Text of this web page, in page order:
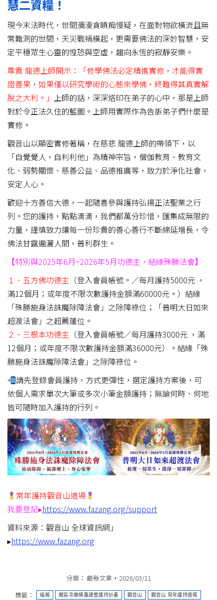
慧二資糧！
現今末法時代，世間瀰漫貪瞋痴慢疑，在面對物欲橫流且無
常難測的世間，天災戰禍橫起，更需要佛法的深妙智慧，安
定平穩眾生心靈的惶恐與空虛，趨向永恆的寂靜安樂。
尊貴 龍德上師開示：「修學佛法必定精進實修，才能得實
證善果，如果僅以研究學術的心態來學佛，終難得其真實解
脫之大利。」 上師的話，深深烙印在弟子的心中，那是上師
對於令正法久住的藍圖。上師用實際作為告訴弟子們什麼是
實修。
觀音山以顯密實修著稱，在慈悲 龍德上師的帶領下，以
「自覺覺人，自利利他」為精神宗旨，僧伽教育、教育文
化、弱勢關懷、慈善公益、品德推廣等，致力於淨化社會，
安定人心。
歡迎十方善信大德，一起隨喜參與護持弘揚正法聖業之行
列。您的護持，點點滴滴，我們都萬分珍惜，匯集成無限的
力量，謹慎致力讓每一份珍貴的善心善行不斷綿延增長，令
佛法甘露遍灑人間，普利群生。
【特別與2025年6月~2026年5月功德主，結緣殊勝法會】
１．五方佛功德主 （登入會員帳號。／每月護持5000元 ，
滿12個月；或年度不限次數護持金額滿60000元。）結緣
「殊勝施身法誅魔除障法會」之除障祿位；「普明大日如來
超渡法會」之超薦蓮位。
２．三根本功德主 （登入會員帳號／每月護持3000元 ，滿
12個月；或年度不限次數護持金額滿36000元）。結緣「殊
勝施身法誅魔除障法會」之除障祿位。
請先登錄會員護持，方式更彈性，選定護持方案後，可
依個人需求單次大筆或多次小筆金額護持；無論何時、何地
皆可隨時加入護持的行列。
常年護持觀音山道場
我要登記▸https://www.fazang.org/support
資料來源：觀音山 全球資訊網」
▸https://www.fazang.org
分類： 最新文章
2026/03/11
標籤：
福報 藏區寺廟佛龕建置護持計畫 觀音山 觀音山 常年護持道場